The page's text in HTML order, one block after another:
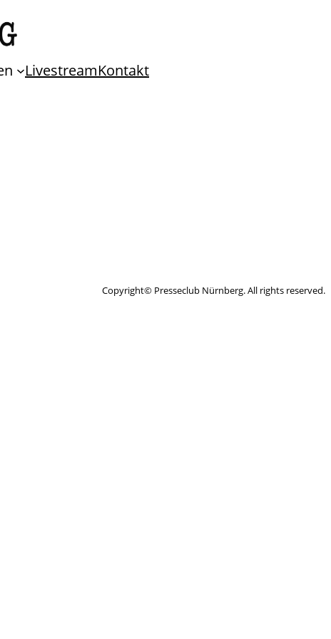
LivestreamKontakt
Copyright© Presseclub Nürnberg. All rights reserved.